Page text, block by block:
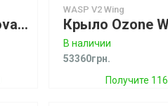
Крыло North Nova Wing
WASP V2 Wing
В наличии
53360грн.
Получите 116